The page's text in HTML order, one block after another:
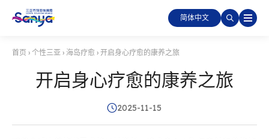
简体中文
首页 › 个性三亚 › 海岛疗愈 › 开启身心疗愈的康养之旅
开启身心疗愈的康养之旅
2025-11-15